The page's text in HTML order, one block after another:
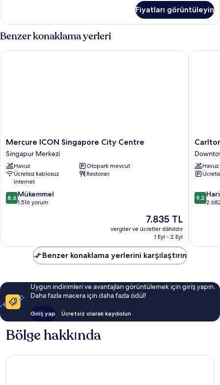
tüm
fotoğrafları
görün
Yatak,
Mikrodalga,
Şehir
(Premier
Fiyatları görüntüleyin
Benzer konaklama yerleri
Mercure
ICON
Singapore
City
Centre
Singapur
Merkezi
Mercure ICON Singapore City Centre
Singapur Merkezi
Havuz
Otopark mevcut
Ücretsiz kablosuz
internet
Restoran
10
üzerinden
8,6 Mükemmel
1.516 yorum
Güncel
fiyat:
7.835 TL
7.835 TL
vergiler ve ücretler dâhildir
1 Eyl - 2 Eyl
Mercure ICON Singapore City Centre
Carlton
Hotel
Core
Havuz
10
9,2
Carlton
Benzer konaklama yerlerini karşılaştırın
Uygun indirimleri ve avantajları görüntülemek için giriş yapın.
Daha fazla macera için daha fazla ödül!
Giriş yap Ücretsiz olarak kaydolun
Bölge hakkında